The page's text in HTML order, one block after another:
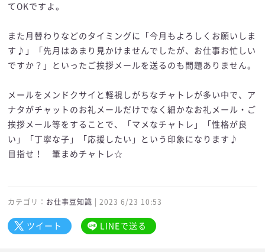
てOKですよ。
また月替わりなどのタイミングに「今月もよろしくお願いしま
す♪」「先月はあまり見かけませんでしたが、お仕事お忙しい
ですか？」といったご挨拶メールを送るのも問題ありません。
メールをメンドクサイと軽視しがちなチャトレが多い中で、ア
ナタがチャットのお礼メールだけでなく細かなお礼メール・ご
挨拶メール等をすることで、「マメなチャトレ」「性格が良
い」「丁寧な子」「応援したい」という印象になります♪
目指せ！ 筆まめチャトレ☆
カテゴリ： お仕事豆知識 | 2023 6/23 10:53
ツイート LINEで送る